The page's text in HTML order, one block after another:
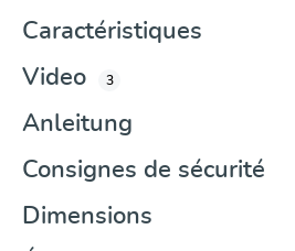
Caractéristiques
Video
3
Anleitung
Consignes de sécurité
Dimensions